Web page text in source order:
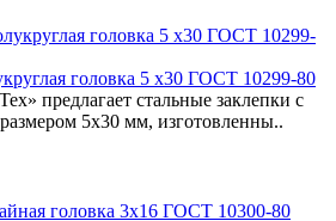
головка 5 x30 ГОСТ 10299-80
предлагает стальные заклепки с
5x30 мм, изготовленны..